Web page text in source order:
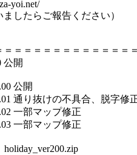
yoi.net/
ましたらご報告ください）
＝＝＝＝＝＝＝＝＝＝＝＝＝
公開
公開
通り抜けの不具合、脱字修
一部マップ修正
一部マップ修正
holiday_ver200.zip